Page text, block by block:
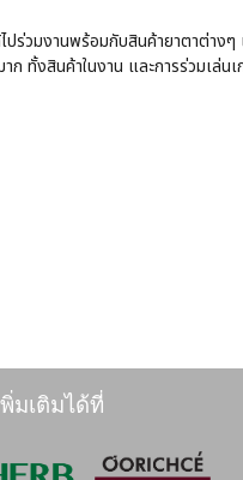
ร่วมงานพร้อมกับสินค้ายาตาต่าง
ก ทั้งสินค้าในงาน และการร่วมเ
มเติมได้ที่